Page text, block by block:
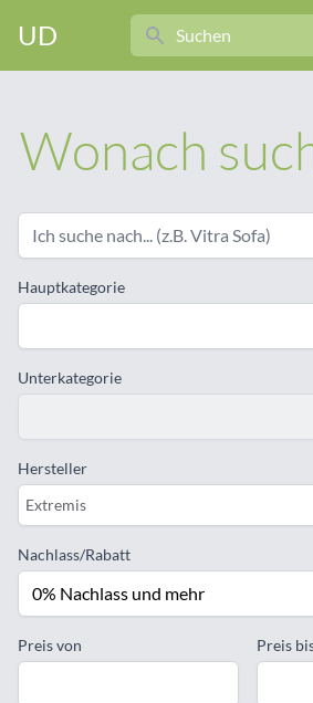
UD
Search
Wonach
Hauptkategorie
Unterkategorie
Hersteller
Extremis
Nachlass/Rabatt
Preis von Preis